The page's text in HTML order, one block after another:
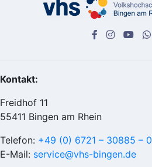
Kontakt:
Freidhof 11
55411 Bingen am Rhein
Telefon: +49 (0) 6721 – 30885 – 0
E-Mail: service@vhs-bingen.de